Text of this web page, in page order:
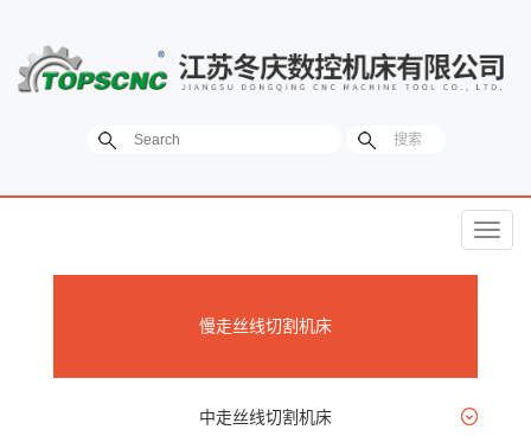
菜
慢走丝线切割机床
中走丝线切割机床